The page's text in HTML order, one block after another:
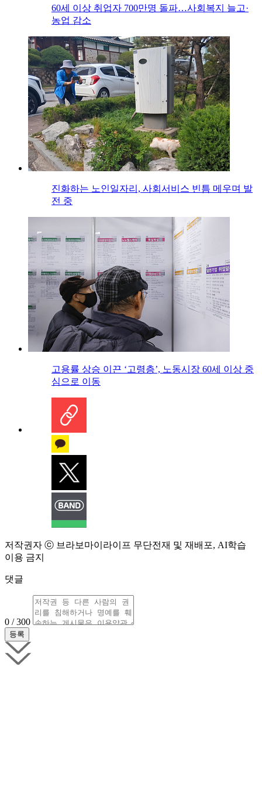
60세 이상 취업자 700만명 돌파…사회복지 늘고·
농업 감소
진화하는 노인일자리, 사회서비스 빈틈 메우며 발
전 중
고용률 상승 이끈 ‘고령층’, 노동시장 60세 이상 중
심으로 이동
저작권자 ⓒ 브라보마이라이프 무단전재 및 재배포, AI학습
이용 금지
댓글
0 / 300